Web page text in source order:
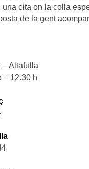
cita on la colla
de la gent
– Altafulla
– 12.30 h